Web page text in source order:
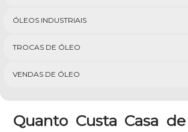
ÓLEOS INDUSTRIAIS
TROCAS DE ÓLEO
VENDAS DE ÓLEO
Quanto Custa Casa